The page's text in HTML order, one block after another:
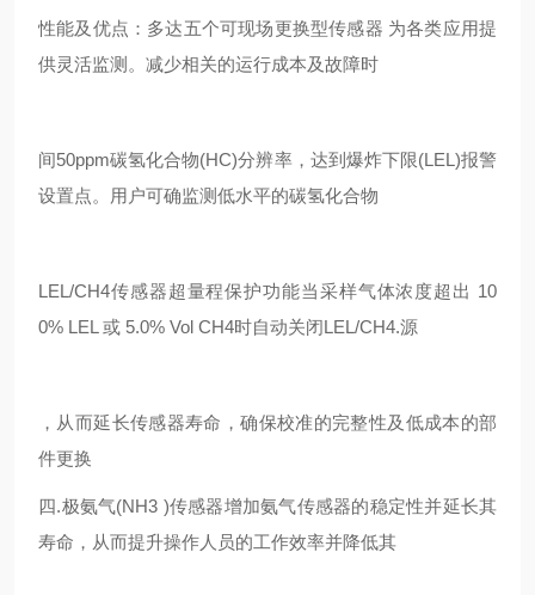
性能及优点：多达五个可现场更换型传感器 为各类应用提
供灵活监测。减少相关的运行成本及故障时
间50ppm碳氢化合物(HC)分辨率，达到爆炸下限(LEL)报警
设置点。用户可确监测低水平的碳氢化合物
LEL/CH4传感器超量程保护功能当采样气体浓度超出 10
0% LEL 或 5.0% Vol CH4时自动关闭LEL/CH4.源
，从而延长传感器寿命，确保校准的完整性及低成本的部
件更换
四.极氨气(NH3 )传感器增加氨气传感器的稳定性并延长其
寿命，从而提升操作人员的工作效率并降低其